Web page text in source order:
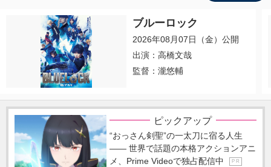
ブルーロック
2026年08月07日（金）公開
出演：高橋文哉
監督：瀧悠輔
ピックアップ
“おっさん剣聖”の一太刀に宿る人生
―― 世界で話題の本格アクションアニ
メ、Prime Videoで独占配信中
P R